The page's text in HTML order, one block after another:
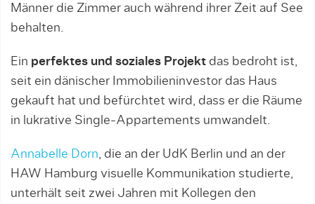
Männer die Zimmer auch während ihrer Zeit auf See
behalten.
Ein perfektes und soziales Projekt das bedroht ist,
seit ein dänischer Immobilieninvestor das Haus
gekauft hat und befürchtet wird, dass er die Räume
in lukrative Single-Appartements umwandelt.
Annabelle Dorn, die an der UdK Berlin und an der
HAW Hamburg visuelle Kommunikation studierte,
unterhält seit zwei Jahren mit Kollegen den